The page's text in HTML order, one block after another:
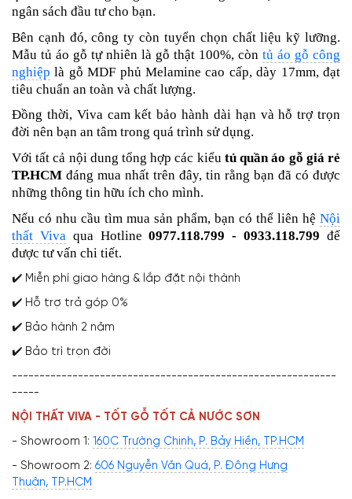
ngân sách đầu tư cho bạn.
Bên cạnh đó, công ty còn tuyển chọn chất liệu kỹ lưỡng.
Mẫu tủ áo gỗ tự nhiên là gỗ thật 100%, còn tủ áo gỗ công
nghiệp là gỗ MDF phủ Melamine cao cấp, dày 17mm, đạt
tiêu chuẩn an toàn và chất lượng.
Đồng thời, Viva cam kết bảo hành dài hạn và hỗ trợ trọn
đời nên bạn an tâm trong quá trình sử dụng.
Với tất cả nội dung tổng hợp các kiểu tủ quần áo gỗ giá rẻ
TP.HCM đáng mua nhất trên đây, tin rằng bạn đã có được
những thông tin hữu ích cho mình.
Nếu có nhu cầu tìm mua sản phẩm, bạn có thể liên hệ Nội
thất Viva qua Hotline0977.118.799 - 0933.118.799 để
được tư vấn chi tiết.
✔️ Miễn phí giao hàng & lắp đặt nội thành
✔️ Hỗ trợ trả góp 0%
✔️ Bảo hành 2 năm
✔️ Bảo trì trọn đời
-----------------------------------------------------------
-----
NỘI THẤT VIVA - TỐT GỖ TỐT CẢ NƯỚC SƠN
- Showroom 1: 160C Trường Chinh, P. Bảy Hiền, TP.HCM
- Showroom 2: 606 Nguyễn Văn Quá, P. Đông Hưng
Thuận, TP.HCM